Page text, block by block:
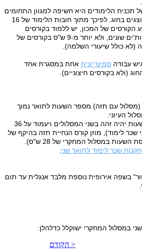
.
תכנית הלימודים היא חשיפה למגוון התחומים
ונקודות המבט המיוצגים בחוג. לפיכך מתוך חובות הלימוד של 16
הקורסים של המכון, יש ללמוד בקורסים
הניתנים על ידי מורות'ים שונים, ולא יותר מ-9 ש"ס בקורסים של
(לא כולל שיעורי השלמה).
עבודה סמינריונית אחת במסגרת אחד
(ולא בקורסים חיצוניים).
עם תזה) מספר השעות לתואר נמוך
העיוני.
על מנת שמספר השעות יהיה זהה בשני המסלולים ויעמוד על 36
שכר לימוד), מוזן קורס הנחיית תזה בהיקף של
.
תקנות שכר לימוד לתואר שני.
בשפה אירופית נוספת מלבד אנגלית עד תום
.
במסלול המחקרי ישוקלל כדלהלן:
< הקודם